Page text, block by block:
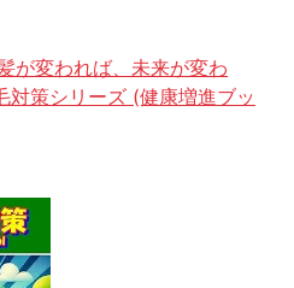
が変われば、未来が変わ
対策シリーズ (健康増進ブッ